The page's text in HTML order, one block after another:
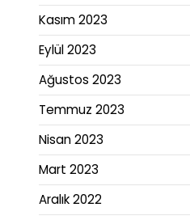
Kasım 2023
Eylül 2023
Ağustos 2023
Temmuz 2023
Nisan 2023
Mart 2023
Aralık 2022